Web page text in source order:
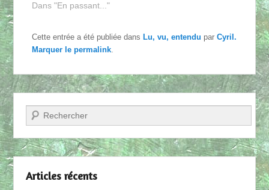
Dans "En passant..."
Cette entrée a été publiée dans Lu, vu, entendu parCyril.
Marquer lepermalink.
Recherche
Articles récents